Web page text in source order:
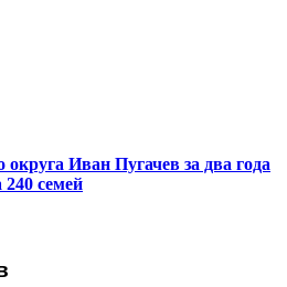
Иван Пугачев за два года
семей